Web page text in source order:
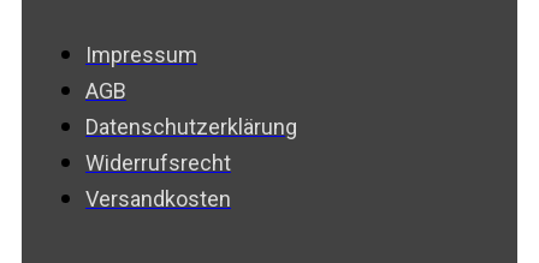
Impressum
AGB
Datenschutzerklärung
Widerrufsrecht
Versandkosten